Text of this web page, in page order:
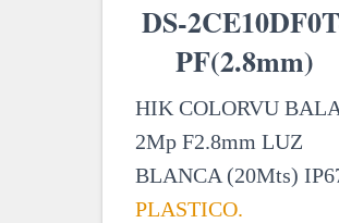
DS-
PF(2.8mm)
HIK COLORVU
2Mp F2.8mm LUZ
BLANCA (20Mts)
PLASTICO.